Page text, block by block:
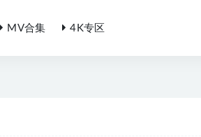
MV合集 4K专区